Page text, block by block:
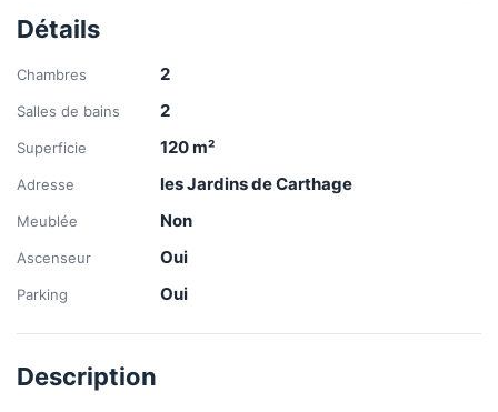
Détails
Chambres 2
Salles de bains 2
Superficie 120m²
Adresse les Jardins de Carthage
Meublée Non
Ascenseur Oui
Parking Oui
Description